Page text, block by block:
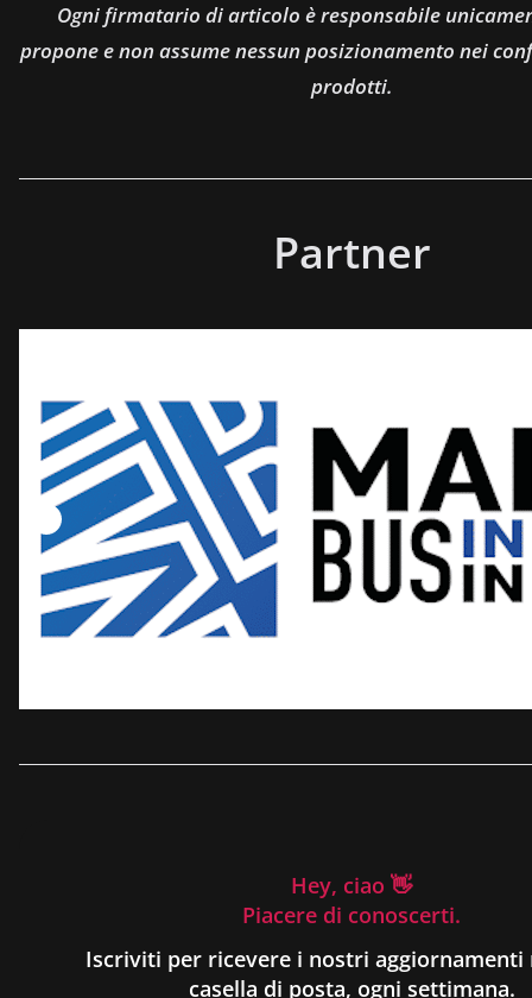
Ogni firmatario di articolo è responsabile
propone e non assume nessun posizionamento nei
prodotti.
Partner
Hey, ciao 👋
Piacere di conoscerti.
Iscriviti per ricevere i nostri aggiornamenti
casella di posta, ogni settimana.